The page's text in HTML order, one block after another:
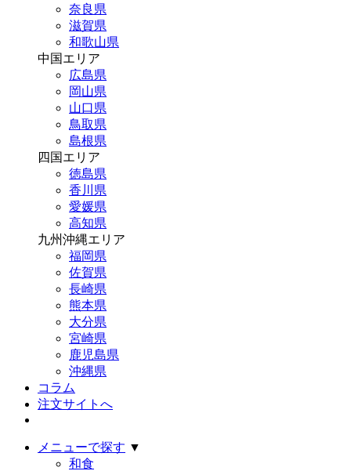
奈良県
滋賀県
和歌山県
中国エリア
広島県
岡山県
山口県
鳥取県
島根県
四国エリア
徳島県
香川県
愛媛県
高知県
九州沖縄エリア
福岡県
佐賀県
長崎県
熊本県
大分県
宮崎県
鹿児島県
沖縄県
コラム
注文サイトへ
メニューで探す ▼
和食